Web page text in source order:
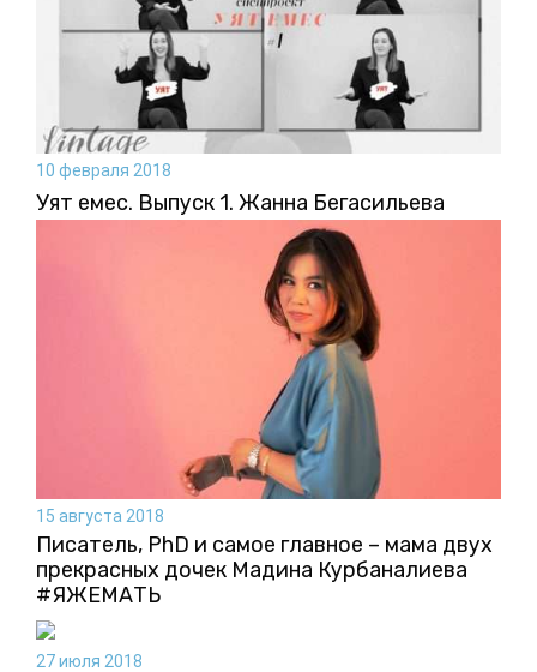
10 февраля 2018
Уят емес. Выпуск 1. Жанна Бегасильева
15 августа 2018
Писатель, PhD и самое главное – мама двух
прекрасных дочек Мадина Курбаналиева
#ЯЖЕМАТЬ
27 июля 2018